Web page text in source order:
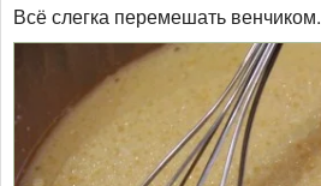
Всё слегка перемешать венчиком.